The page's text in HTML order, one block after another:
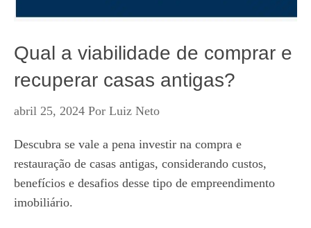
Qual a viabilidade de comprar e
recuperar casas antigas?
abril 25, 2024 Por Luiz Neto
Descubra se vale a pena investir na compra e
restauração de casas antigas, considerando custos,
benefícios e desafios desse tipo de empreendimento
imobiliário.